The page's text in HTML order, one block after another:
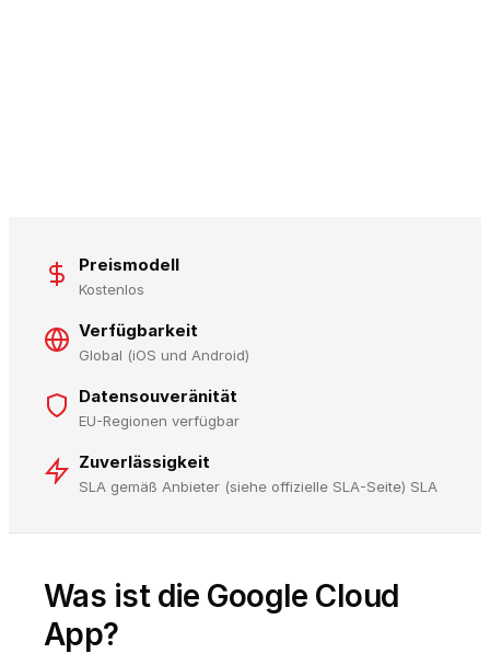
Preismodell
Kostenlos
Verfügbarkeit
Global (iOS und Android)
Datensouveränität
EU-Regionen verfügbar
Zuverlässigkeit
SLA gemäß Anbieter (siehe offizielle SLA-Seite) SLA
Was ist die Google Cloud
App?